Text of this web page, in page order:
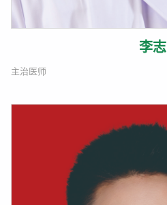
李志
主治医师